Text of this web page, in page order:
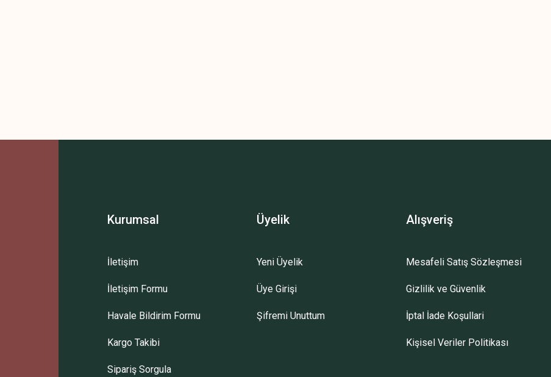
Kurumsal
İletişim
İletişim Formu
Havale Bildirim Formu
Kargo Takibi
Sipariş Sorgula
Üyelik
Yeni Üyelik
Üye Girişi
Şifremi Unuttum
Alışveriş
Mesafeli Satış Sözleşmesi
Gizlilik ve Güvenlik
İptal İade Koşullari
Kişisel Veriler Politikası